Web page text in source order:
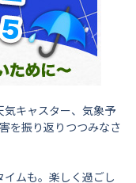
キャスター、気象予
を振り返りつつみなさ
ムも。楽しく過ごし